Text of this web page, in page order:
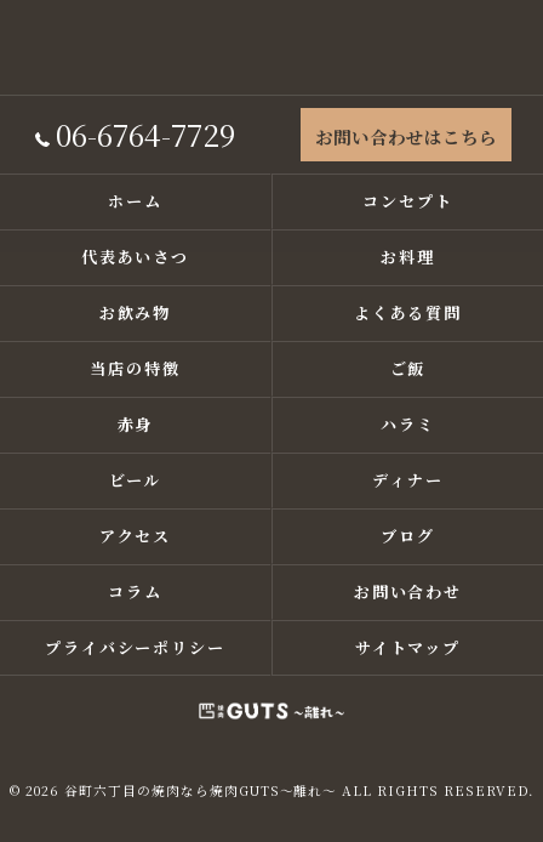
06-6764-7729 お問い合わせはこちら
ホーム コンセプト
代表あいさつ お料理
お飲み物 よくある質問
当店の特徴 ご飯
赤身 ハラミ
ビール ディナー
アクセス ブログ
コラム お問い合わせ
プライバシーポリシー サイトマップ
© 2026 谷町六丁目の焼肉なら焼肉GUTS～離れ～ ALL RIGHTS RESERVED.